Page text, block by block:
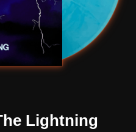
Lightning